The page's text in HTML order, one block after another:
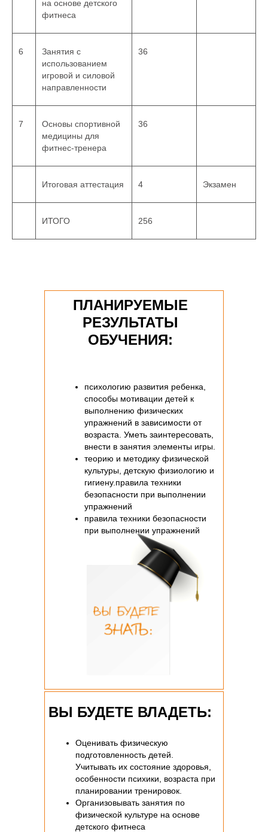
на основе детского
фитнеса
6
Занятия с
использованием
игровой и силовой
направленности
36
7
Основы спортивной
медицины для
фитнес-тренера
36
Итоговая аттестация 4 Экзамен
ИТОГО 256
психологию развития ребенка,
способы мотивации детей к
выполнению физических
упражнений в зависимости от
возраста. Уметь заинтересовать,
внести в занятия элементы игры.
теорию и методику физической
культуры, детскую физиологию и
гигиену.правила техники
безопасности при выполнении
упражнений
правила техники безопасности
при выполнении упражнений
ПЛАНИРУЕМЫЕ
РЕЗУЛЬТАТЫ
ОБУЧЕНИЯ:
ВЫ БУДЕТЕ ВЛАДЕТЬ:
Оценивать физическую
подготовленность детей.
Учитывать их состояние здоровья,
особенности психики, возраста при
планировании тренировок.
Организовывать занятия по
физической культуре на основе
детского фитнеса